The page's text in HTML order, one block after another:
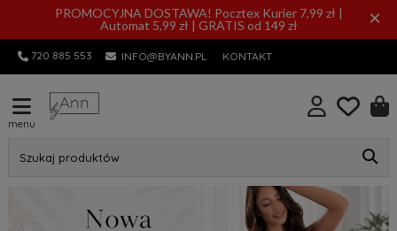
PROMOCYJNA DOSTAWA! Pocztex Kurier 7,99 zł |
Automat 5,99 zł | GRATIS od 149 zł
×
720 885 553 INFO@BYANN.PL KONTAKT
menu
Szukaj produktów